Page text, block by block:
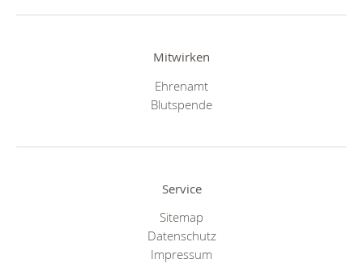
Mitwirken
Ehrenamt
Blutspende
Service
Sitemap
Datenschutz
Impressum